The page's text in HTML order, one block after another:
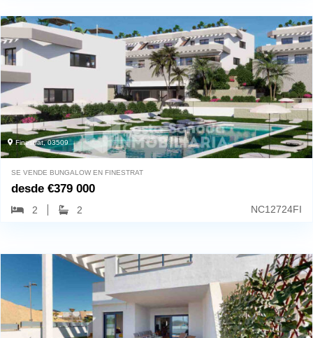
Finestrat, 03509
SE VENDE BUNGALOW EN FINESTRAT
desde €379 000
2 2 NC12724FI